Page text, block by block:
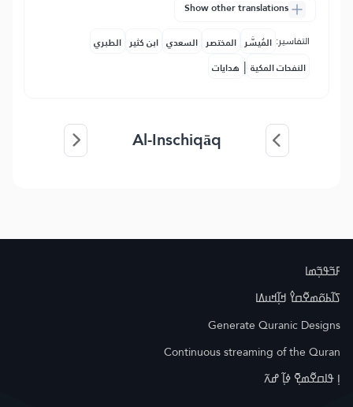
Show other translations
التفاسير: المُيسَّر المختصر السعدي ابن كثير الطبري
النفحات المكية | هدايات
Al-Inschiqāq
ߓߏ߬ߟߏ߲߬ߘߊ
ߖߊ߬ߕߋ߬ߘߐ߬ߛߌ߮ ߞߊ߲߬ߞߎߡߊ
Generate Quranic Designs
Continuous streaming of the Quran
ߊ߲ ߟߊߛߐ߬ߘߐ߲߫ ߦߊ߲߬ ߝߍ߬